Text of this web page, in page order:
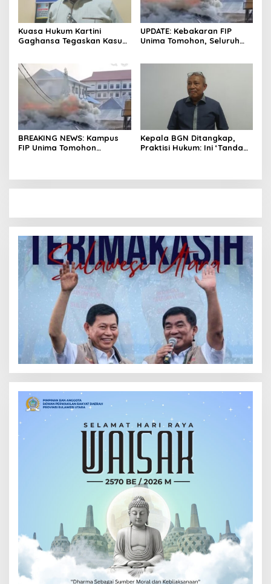
Kuasa Hukum Kartini
Gaghansa Tegaskan Kasus
UPDATE: Kebakaran FIP
Unima Tomohon, Seluruh
BREAKING NEWS: Kampus
FIP Unima Tomohon
Kepala BGN Ditangkap,
Praktisi Hukum: Ini ‘Tanda